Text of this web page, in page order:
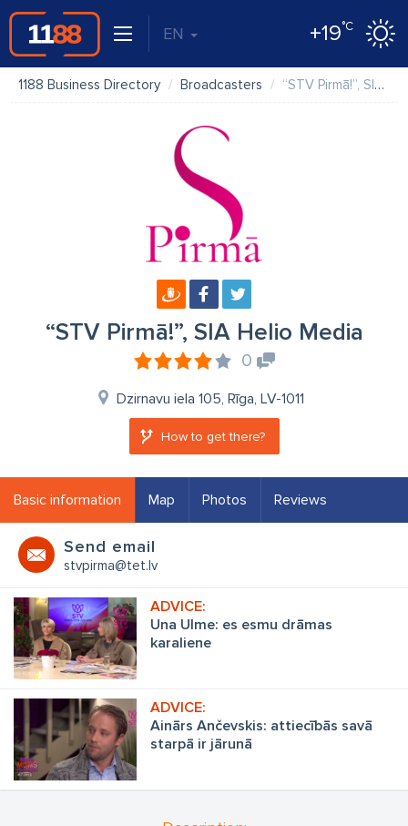
EN +19°C
1188 Business Directory Broadcasters “STV Pirmā!”, SIA Helio Media
“STV Pirmā!”, SIA Helio Media
0
Dzirnavu iela 105, Rīga, LV-1011
How to get there?
Basic information Map Photos Reviews
Send email
stvpirma@tet.lv
Una Ulme: es esmu drāmas
karaliene
Ainārs Ančevskis: attiecībās savā
starpā ir jārunā